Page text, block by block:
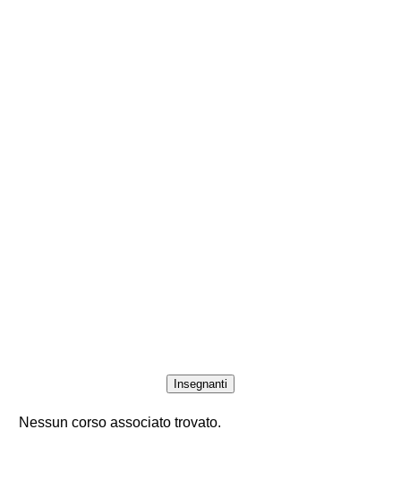
Insegnanti
Nessun corso associato trovato.